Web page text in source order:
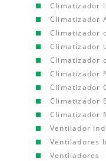
Climatizador
Climatizador
Climatizador
Climatizador
Climatizador
Climatizador
Climatizador
Climatizador
Climatizador
Ventilador
Ventiladores
Ventiladores